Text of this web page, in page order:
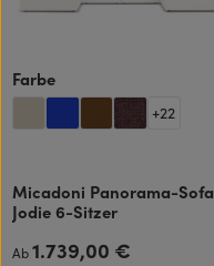
Farbeauswählen
+22
Micadoni Panorama-Sofa
Jodie 6-Sitzer
Regulärer Preis:
Ab1.739,00 €